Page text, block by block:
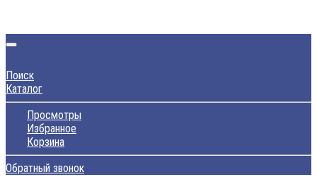
Поиск
Каталог
Просмотры
Избранное
Корзина
Обратный звонок